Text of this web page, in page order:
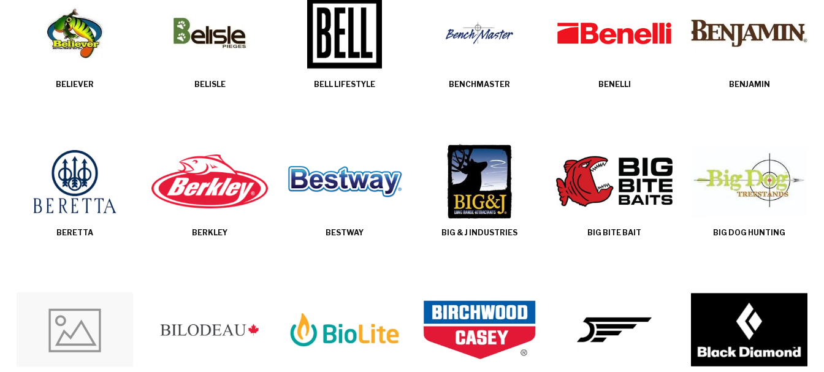
BELIEVER BELISLE BELL LIFESTYLE BENCHMASTER BENELLI BENJAMIN
BERETTA BERKLEY BESTWAY BIG & J INDUSTRIES BIG BITE BAIT BIG DOG HUNTING